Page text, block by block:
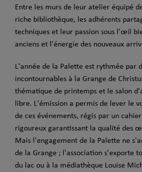
Entre les murs de leur atelier équipé
riche bibliothèque, les adhérents
techniques et leur passion sous l'œil
anciens et l'énergie des nouveaux
L'année de la Palette est rythmée par
incontournables à la Grange de
thématique de printemps et le salon
libre. L'émission a permis de lever le
de ces événements, régis par un
rigoureux garantissant la qualité des
Mais l'engagement de la Palette ne
de la Grange ; l'association s'exporte
du lac ou à la médiathèque Louise